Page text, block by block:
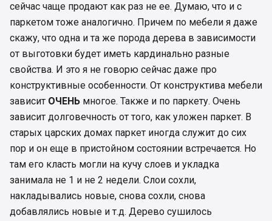
сейчас чаще продают как раз не ее. Думаю, что и с
паркетом тоже аналогично. Причем по мебели я даже
скажу, что одна и та же порода дерева в зависимости
от выготовки будет иметь кардинально разные
свойства. И это я не говорю сейчас даже про
конструктивные особенности. От конструктива мебели
зависит ОЧЕНЬ многое. Также и по паркету. Очень
зависит долговечность от того, как уложен паркет. В
старых царских домах паркет иногда служит до сих
пор и он еще в пристойном состоянии встречается. Но
там его класть могли на кучу слоев и укладка
занимала не 1 и не 2 недели. Слои сохли,
накладывались новые, снова сохли, снова
добавлялись новые и т.д. Дерево сушилось